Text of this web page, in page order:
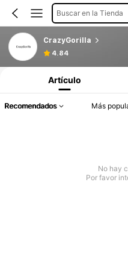
Buscar en la Tienda
CrazyGorilla
4.84
Artículo
Recomendados Más
No hay
Por favor